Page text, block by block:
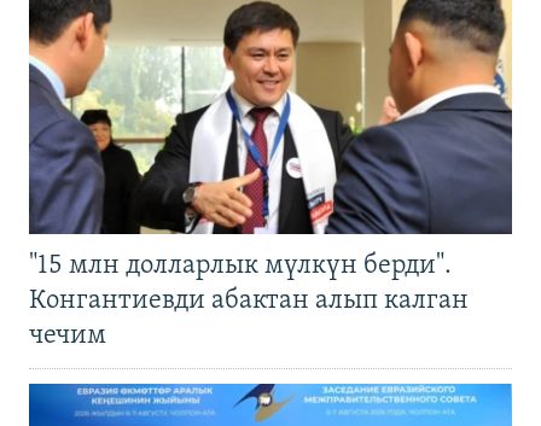
"15 млн долларлык мүлкүн берди".
Конгантиевди абактан алып калган
чечим